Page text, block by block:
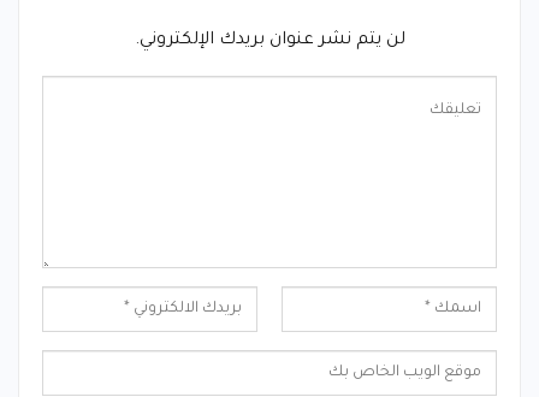
لن يتم نشر عنوان بريدك الإلكتروني.